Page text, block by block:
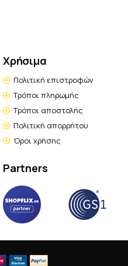
Χρήσιμα
Πολιτική επιστροφών
Τρόποι πληρωμής
Τρόποι αποστολής
Πολιτική απορρήτου
Όροι χρήσης
Partners